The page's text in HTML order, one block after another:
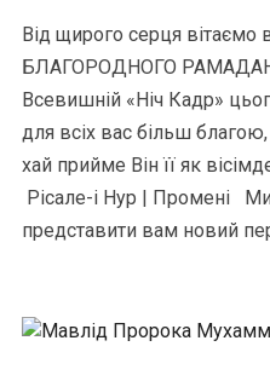
Від щирого серця вітаємо
БЛАГОРОДНОГО
Всевишній «Ніч Кадр»
для всіх вас більш благою,
хай прийме Він її як
Рісале-і Нур | Промені
представити вам новий